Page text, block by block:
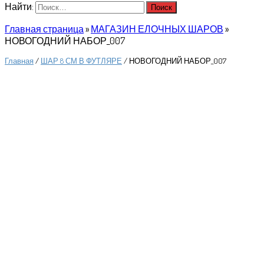
Найти:
Главная страница» МАГАЗИН ЕЛОЧНЫХ ШАРОВ »
НОВОГОДНИЙ НАБОР_007
Главная/ ШАР 8 СМ В ФУТЛЯРЕ / НОВОГОДНИЙ НАБОР_007